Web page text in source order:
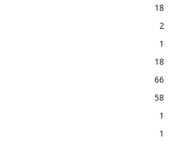
18
2
1
18
66
58
1
1